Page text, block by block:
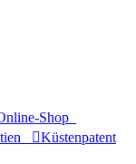
Shop
Küstenpatent